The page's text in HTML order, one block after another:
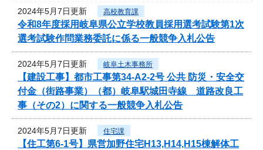
2024年5月7日更新 高校教育課
令和8年度採用岐阜県公立学校教員採用選考試験第1次
選考試験作問業務委託に係る一般競争入札公告
2024年5月7日更新 岐阜土木事務所
【建設工事】都市工事第34-A2-2号 公共 防災・安全交
付金（街路事業）（都）岐阜駅城田寺線 道路改良工
事（その2）に関する一般競争入札公告
2024年5月7日更新 住宅課
【住工第6-1号】県営加野住宅H13,H14,H15棟解体工